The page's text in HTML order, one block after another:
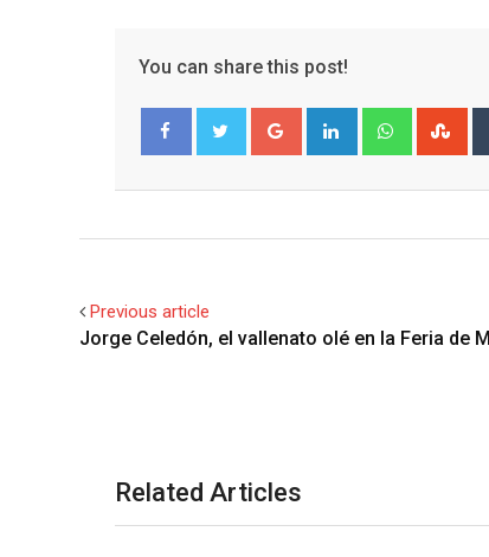
You can share this post!
Google+ LinkedIn Whatsapp
Previous article
Jorge Celedón, el vallenato olé en la Feria de
Related Articles